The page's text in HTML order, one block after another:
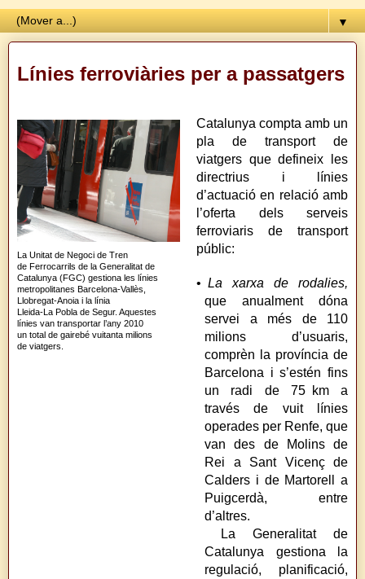
▼
Línies ferroviàries per a passatgers
La Unitat de Negoci de Tren
de Ferrocarrils de la Generalitat de
Catalunya (FGC) gestiona les línies
metropolitanes Barcelona-Vallès,
Llobregat-Anoia i la línia
Lleida-La Pobla de Segur. Aquestes
línies van transportar l’any 2010
un total de gairebé vuitanta milions
de viatgers.
Catalunya compta amb un
pla de transport de
viatgers que defineix les
directrius i línies
d’actuació en relació amb
l’oferta dels serveis
ferroviaris de transport
públic:
• La xarxa de rodalies,
que anualment dóna
servei a més de 110
milions d’usuaris,
comprèn la província de
Barcelona i s’estén fins
un radi de 75 km a
través de vuit línies
operades per Renfe, que
van des de Molins de
Rei a Sant Vicenç de
Calders i de Martorell a
Puigcerdà, entre
d’altres.
La Generalitat de
Catalunya gestiona la
regulació, planificació,